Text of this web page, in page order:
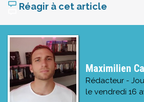
Réagir à cet article
Maximilien
Rédacteur -
le vendredi 16